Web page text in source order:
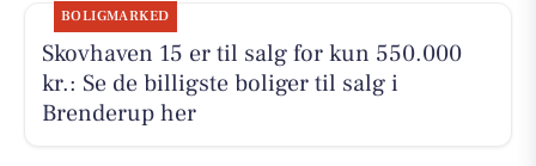
BOLIGMARKED
Skovhaven 15 er til salg for kun 550.000
kr.: Se de billigste boliger til salg i
Brenderup her